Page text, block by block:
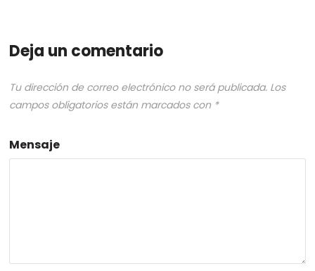
Deja un comentario
Tu dirección de correo electrónico no será publicada. Los
campos obligatorios están marcados con *
Mensaje